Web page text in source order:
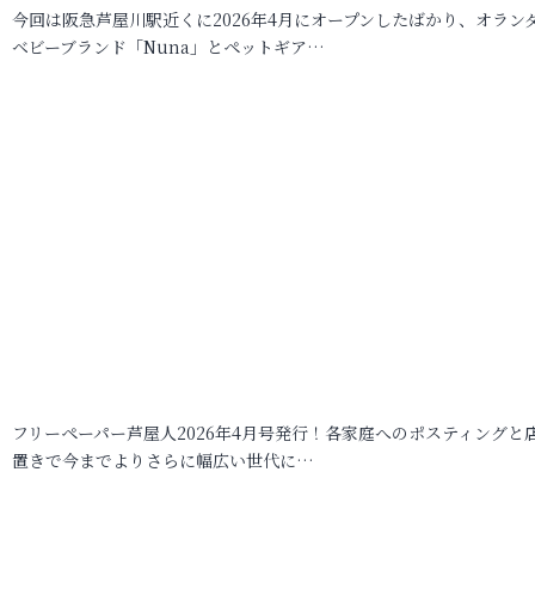
今回は阪急芦屋川駅近くに2026年4月にオープンしたばかり、オラン
ベビーブランド「Nuna」とペットギア…
フリーペーパー芦屋人2026年4月号発行！各家庭へのポスティングと
置きで今までよりさらに幅広い世代に…